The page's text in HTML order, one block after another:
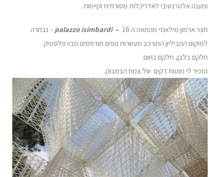
ומענה אלטרנטיבי לאדריכלות מסורתית וקיימות.
חצר ארמון מילאנזי מהמאה ה 16 –
palazzo isimbardi
– נבחרה
למיקום הפביליון המורכב מעשרות גופים מודפסים מביו פלסטיק.
חלקם בלבן, חלקם בחום.
הזכיר לי מוטות דקים של צמח הבמבוק.